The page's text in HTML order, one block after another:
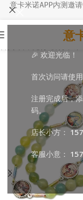
🎉 欢迎光临！
首次访问请使
注册完成后，
码。
店长小方：
客服小意：
意卡米诺APP内测邀
意